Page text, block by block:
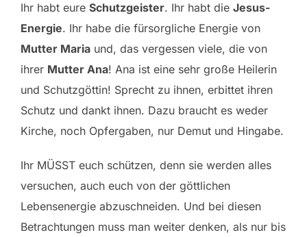
Ihr habt eure Schutzgeister. Ihr habt die Jesus-
Energie. Ihr habe die fürsorgliche Energie von
Mutter Maria und, das vergessen viele, die von
ihrer Mutter Ana! Ana ist eine sehr große Heilerin
und Schutzgöttin! Sprecht zu ihnen, erbittet ihren
Schutz und dankt ihnen. Dazu braucht es weder
Kirche, noch Opfergaben, nur Demut und Hingabe.
Ihr MÜSST euch schützen, denn sie werden alles
versuchen, auch euch von der göttlichen
Lebensenergie abzuschneiden. Und bei diesen
Betrachtungen muss man weiter denken, als nur bis